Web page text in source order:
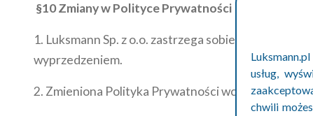
usług,
chwili
§10 Zmiany w Polityce Prywatności
1. Luksmann Sp. z o.o. zastrzega sobie prawo do
wyprzedzeniem.
2. Zmieniona Polityka Prywatności wchodzi w